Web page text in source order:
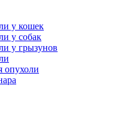
у кошек
у собак
у грызунов
опухоли